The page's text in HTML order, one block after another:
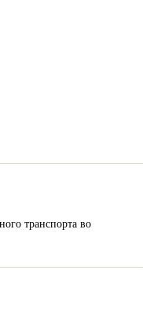
транспорта во